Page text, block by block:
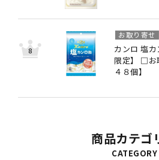
カンロ 塩
限定】 □お
４８個】
お取り寄せ
商品カテゴ
CATEGORY